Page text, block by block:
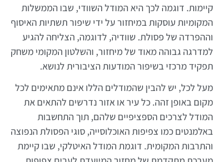
קיימות. דוגמה לכך היא המודל השוודי, שבו הממשלות
המקומיות עוסקות במיחזור על ידי שיפור תשתיות האיסוף
וההפרדה של פסולת. שוודיה, לדוגמה, הצליחה להגיע
למדרגה גבוהה מאוד של מיחזור, והשלטון המקומי משחק
תפקיד מרכזי בשיפור המודעות הציבורית לנושא.
מעל לכל, יש להבין שהמודלים הללו אינם מתאימים לכל
מקום באופן זהה. כל עיר או אזור נדרשים להתאים את
המודל לצרכים הספציפיים שלהם, תוך התחשבות
באלמנטים כמו צפיפות האוכלוסייה, סוגי הפסולת הנפוצה
והתרבות המקומית. דוגמת המודל האיטלקי, שבו קיימת